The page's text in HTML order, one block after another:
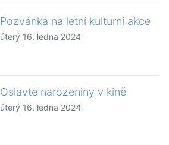
Pozvánka na letní kulturní akce
úterý 16. ledna 2024
Oslavte narozeniny v kině
úterý 16. ledna 2024